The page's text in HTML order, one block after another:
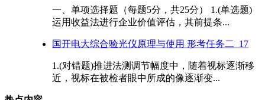
一、单项选择题（每题5分，共25分） 1.(单选题)
运用收益法进行企业价值评估，其前提条...
国开电大综合验光仪原理与使用 形考任务二_17
1.(对错题)推进法测调节幅度中，随着视标逐渐移
近，视标在被检者眼中所成的像逐渐变...